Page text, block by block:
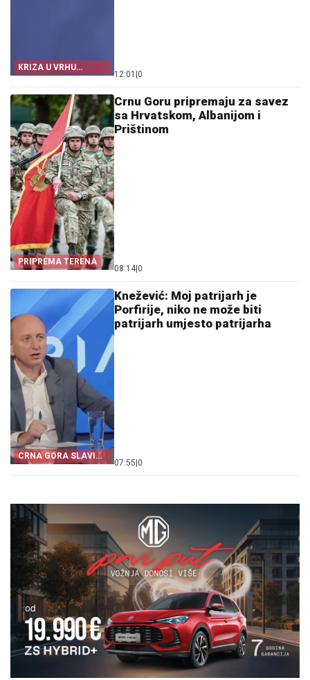
KRIZA U VRHU
NJEMAČKE
12:01 0
PRIPREMA TERENA
Crnu Goru pripremaju za savez
sa Hrvatskom, Albanijom i
Prištinom
08:14 0
CRNA GORA SLAVI
„OLUJU“
Knežević: Moj patrijarh je
Porfirije, niko ne može biti
patrijarh umjesto patrijarha
07:55 0